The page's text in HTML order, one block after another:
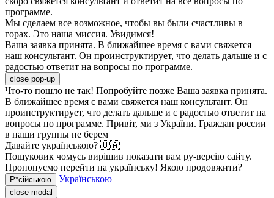
программе.
Мы сделаем все возможное, чтобы вы были счастливы в
горах. Это наша миссия. Увидимся!
Ваша заявка принята. В ближайшее время с вами свяжется
наш консультант. Он проинструктирует, что делать дальше и с
радостью ответит на вопросы по программе.
close pop-up
Что-то пошло не так! Попробуйте позже Ваша заявка принята.
В ближайшее время с вами свяжется наш консультант. Он
проинструктирует, что делать дальше и с радостью ответит на
вопросы по программе. Привіт, ми з України. Граждан россии
в наши группы не берем
Давайте українською? 🇺🇦
Пошуковик чомусь вирішив показати вам ру-версію сайту.
Пропонуємо перейти на українську! Якою продовжити?
Р*сійською Українською
close modal